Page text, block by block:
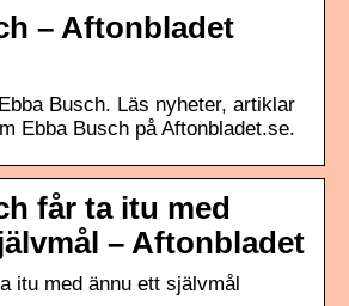
– Aftonbladet
Busch. Läs nyheter, artiklar
Ebba Busch på Aftonbladet.se.
får ta itu med
– Aftonbladet
itu med ännu ett självmål